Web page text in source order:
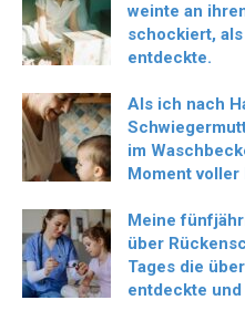
weinte an
schockiert,
entdeckte.
Als ich nach
im
Moment voller
Meine
über
Tages die
entdeckte